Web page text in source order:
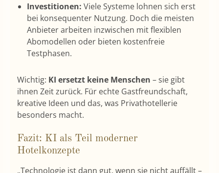
Investitionen: Viele Systeme lohnen sich erst
bei konsequenter Nutzung. Doch die meisten
Anbieter arbeiten inzwischen mit flexiblen
Abomodellen oder bieten kostenfreie
Testphasen.
Wichtig: KI ersetzt keine Menschen – sie gibt
ihnen Zeit zurück. Für echte Gastfreundschaft,
kreative Ideen und das, was Privathotellerie
besonders macht.
Fazit: KI als Teil moderner
Hotelkonzepte
„Technologie ist dann gut, wenn sie nicht auffällt –